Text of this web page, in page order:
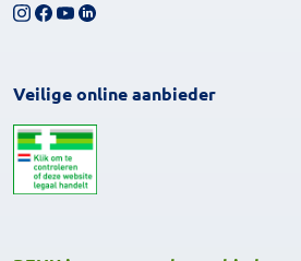
Volg ons op Instagram
Volg ons op Facebook
Bekijk ons YouTube-kanaal
Volg ons op LinkedIn
Veilige online aanbieder